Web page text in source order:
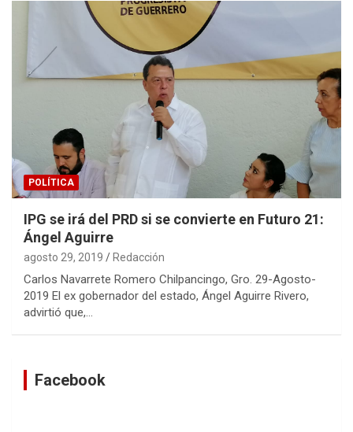
POLÍTICA
IPG se irá del PRD si se convierte en Futuro 21:
Ángel Aguirre
agosto 29, 2019 Redacción
Carlos Navarrete Romero Chilpancingo, Gro. 29-Agosto-
2019 El ex gobernador del estado, Ángel Aguirre Rivero,
advirtió que,…
Facebook